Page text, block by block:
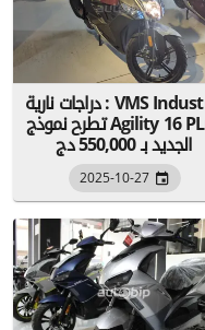
دراجات نارية : VMS Industrie
تطرح نموذج Agility 16 PLus
الجديد بـ 550,000 دج
2025-10-27